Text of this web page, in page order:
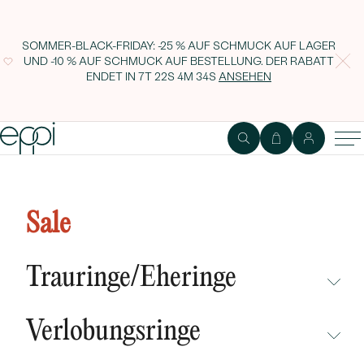
SOMMER-BLACK-FRIDAY: -25 % AUF SCHMUCK AUF LAGER
UND -10 % AUF SCHMUCK AUF BESTELLUNG. DER RABATT
ENDET IN 7T 22S 4M 33SANSEHEN
Sale
Trauringe/Eheringe
NEUHEITEN
Verlobungsringe
Aquamarinen Raijin